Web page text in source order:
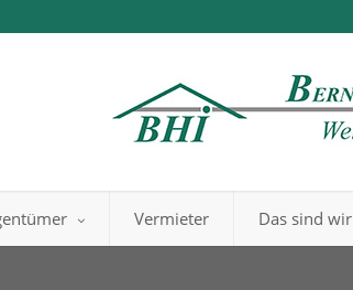
Vermieter Das sind wir